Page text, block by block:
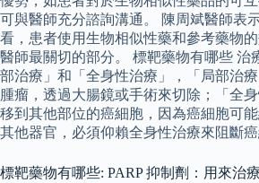
可與醫師充分諮詢溝通。 陳周斌醫師表
看，患者使用生物相似性藥和參考藥物
醫師最關切的部分。 標靶藥物有哪些 治
部治療」和「全身性治療」，「局部治
腫瘤，透過大腸鏡或手術來切除；「全
移到其他部位的癌細胞，因為癌細胞可
其他器官，必須仰賴全身性治療來阻斷癌
標靶藥物有哪些: PARP 抑制劑：用來治